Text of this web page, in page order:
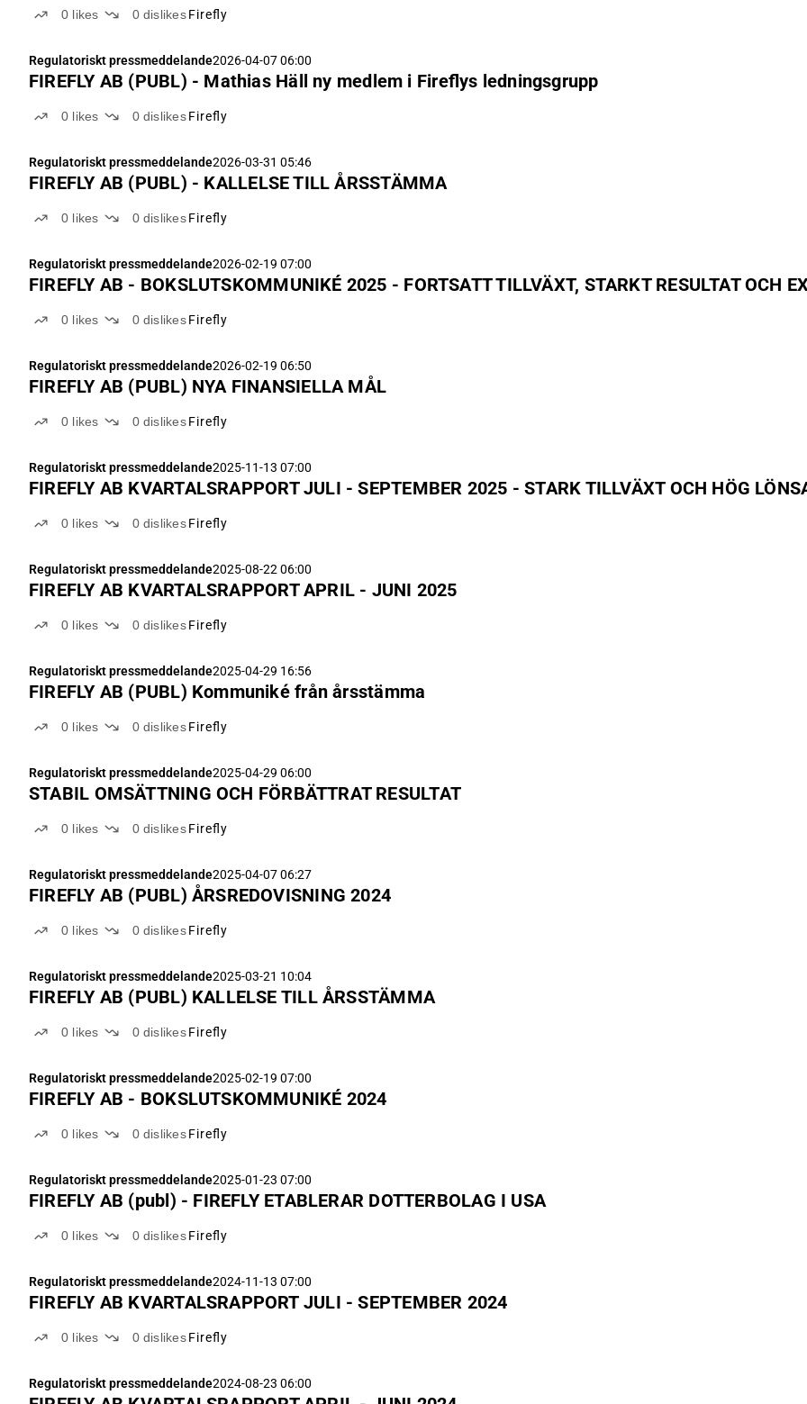
0 likes 0 dislikes Firefly
Regulatoriskt pressmeddelande2026-04-07 06:00
FIREFLY AB (PUBL) - Mathias Häll ny medlem i Fireflys ledningsgrupp
0 likes 0 dislikes Firefly
Regulatoriskt pressmeddelande2026-03-31 05:46
FIREFLY AB (PUBL) - KALLELSE TILL ÅRSSTÄMMA
0 likes 0 dislikes Firefly
Regulatoriskt pressmeddelande2026-02-19 07:00
FIREFLY AB - BOKSLUTSKOMMUNIKÉ 2025 - FORTSATT TILLVÄXT, STARKT
0 likes 0 dislikes Firefly
Regulatoriskt pressmeddelande2026-02-19 06:50
FIREFLY AB (PUBL) NYA FINANSIELLA MÅL
0 likes 0 dislikes Firefly
Regulatoriskt pressmeddelande2025-11-13 07:00
FIREFLY AB KVARTALSRAPPORT JULI - SEPTEMBER 2025 - STARK TILLVÄXT OCH
0 likes 0 dislikes Firefly
Regulatoriskt pressmeddelande2025-08-22 06:00
FIREFLY AB KVARTALSRAPPORT APRIL - JUNI 2025
0 likes 0 dislikes Firefly
Regulatoriskt pressmeddelande2025-04-29 16:56
FIREFLY AB (PUBL) Kommuniké från årsstämma
0 likes 0 dislikes Firefly
Regulatoriskt pressmeddelande2025-04-29 06:00
STABIL OMSÄTTNING OCH FÖRBÄTTRAT RESULTAT
0 likes 0 dislikes Firefly
Regulatoriskt pressmeddelande2025-04-07 06:27
FIREFLY AB (PUBL) ÅRSREDOVISNING 2024
0 likes 0 dislikes Firefly
Regulatoriskt pressmeddelande2025-03-21 10:04
FIREFLY AB (PUBL) KALLELSE TILL ÅRSSTÄMMA
0 likes 0 dislikes Firefly
Regulatoriskt pressmeddelande2025-02-19 07:00
FIREFLY AB - BOKSLUTSKOMMUNIKÉ 2024
0 likes 0 dislikes Firefly
Regulatoriskt pressmeddelande2025-01-23 07:00
FIREFLY AB (publ) - FIREFLY ETABLERAR DOTTERBOLAG I USA
0 likes 0 dislikes Firefly
Regulatoriskt pressmeddelande2024-11-13 07:00
FIREFLY AB KVARTALSRAPPORT JULI - SEPTEMBER 2024
0 likes 0 dislikes Firefly
Regulatoriskt pressmeddelande2024-08-23 06:00